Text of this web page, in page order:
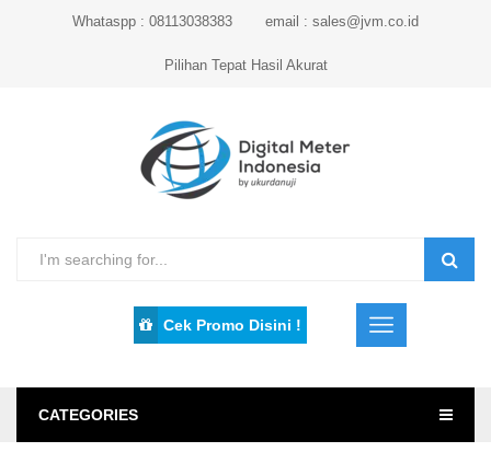
Whataspp : 08113038383 email : sales@jvm.co.id
Pilihan Tepat Hasil Akurat
Cek Promo Disini !
CATEGORIES